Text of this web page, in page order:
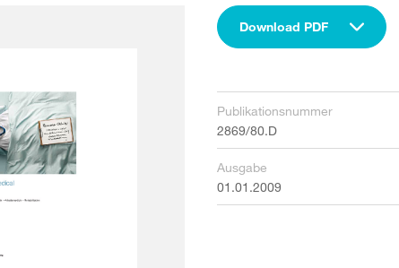
Download PDF
Publikationsnummer
2869/80.D
Ausgabe
01.01.2009